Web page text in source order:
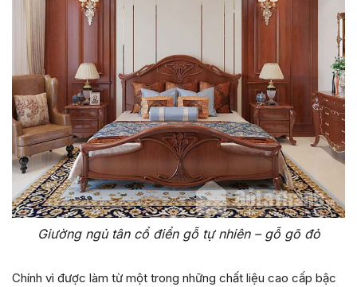
Giường ngủ tân cổ điển gỗ tự nhiên – gỗ gõ đỏ
Chính vì được làm từ một trong những chất liệu cao cấp bậc